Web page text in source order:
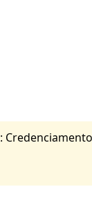
Credenciamento